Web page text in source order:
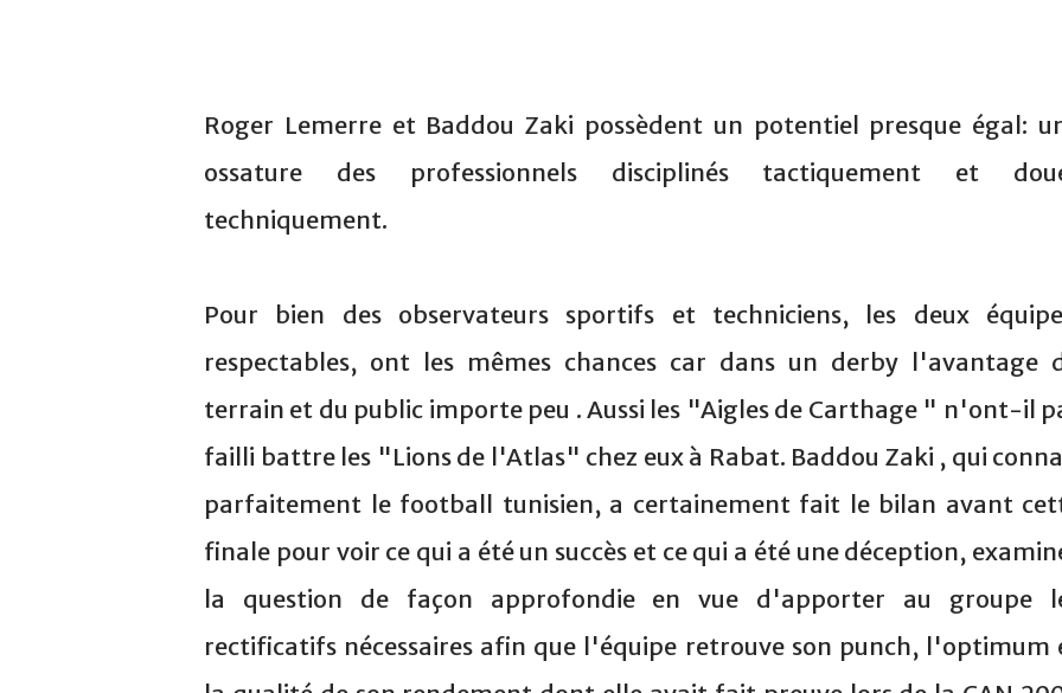
Roger Lemerre et Baddou Zaki possèdent un potentiel presque égal:
ossature des professionnels disciplinés tactiquement et
techniquement.
Pour bien des observateurs sportifs et techniciens, les deux
respectables, ont les mêmes chances car dans un derby l'avantage
terrain et du public importe peu . Aussi les "Aigles de Carthage " n'ont-il
failli battre les "Lions de l'Atlas" chez eux à Rabat. Baddou Zaki , qui
parfaitement le football tunisien, a certainement fait le bilan avant
finale pour voir ce qui a été un succès et ce qui a été une déception,
la question de façon approfondie en vue d'apporter au groupe
rectificatifs nécessaires afin que l'équipe retrouve son punch, l'optimum